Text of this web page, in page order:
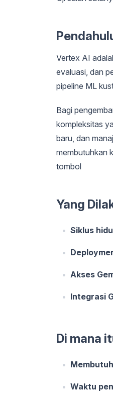
Vertex AI
evaluasi, dan
pipeline ML
Bagi
kompleksitas
baru, dan
membutuhkan
tombol
Yang
Siklus
Akses
Integrasi
Di mana
Waktu